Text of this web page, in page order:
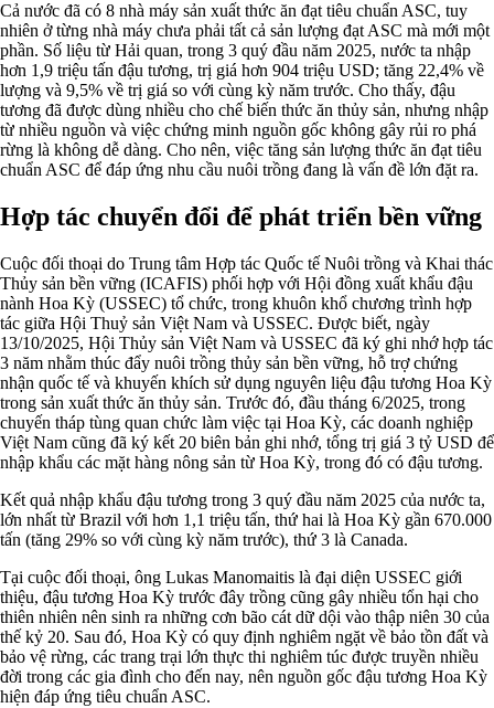
Cả nước đã có 8 nhà máy sản xuất thức ăn đạt tiêu chuẩn ASC, tuy
nhiên ở từng nhà máy chưa phải tất cả sản lượng đạt ASC mà mới một
phần. Số liệu từ Hải quan, trong 3 quý đầu năm 2025, nước ta nhập
hơn 1,9 triệu tấn đậu tương, trị giá hơn 904 triệu USD; tăng 22,4% về
lượng và 9,5% về trị giá so với cùng kỳ năm trước. Cho thấy, đậu
tương đã được dùng nhiều cho chế biến thức ăn thủy sản, nhưng nhập
từ nhiều nguồn và việc chứng minh nguồn gốc không gây rủi ro phá
rừng là không dễ dàng. Cho nên, việc tăng sản lượng thức ăn đạt tiêu
chuẩn ASC để đáp ứng nhu cầu nuôi trồng đang là vấn đề lớn đặt ra.
Hợp tác chuyển đổi để phát triển bền vững
Cuộc đối thoại do Trung tâm Hợp tác Quốc tế Nuôi trồng và Khai thác
Thủy sản bền vững (ICAFIS) phối hợp với Hội đồng xuất khẩu đậu
nành Hoa Kỳ (USSEC) tổ chức, trong khuôn khổ chương trình hợp
tác giữa Hội Thuỷ sản Việt Nam và USSEC. Được biết, ngày
13/10/2025, Hội Thủy sản Việt Nam và USSEC đã ký ghi nhớ hợp tác
3 năm nhằm thúc đẩy nuôi trồng thủy sản bền vững, hỗ trợ chứng
nhận quốc tế và khuyến khích sử dụng nguyên liệu đậu tương Hoa Kỳ
trong sản xuất thức ăn thủy sản. Trước đó, đầu tháng 6/2025, trong
chuyến tháp tùng quan chức làm việc tại Hoa Kỳ, các doanh nghiệp
Việt Nam cũng đã ký kết 20 biên bản ghi nhớ, tổng trị giá 3 tỷ USD để
nhập khẩu các mặt hàng nông sản từ Hoa Kỳ, trong đó có đậu tương.
Kết quả nhập khẩu đậu tương trong 3 quý đầu năm 2025 của nước ta,
lớn nhất từ Brazil với hơn 1,1 triệu tấn, thứ hai là Hoa Kỳ gần 670.000
tấn (tăng 29% so với cùng kỳ năm trước), thứ 3 là Canada.
Tại cuộc đối thoại, ông Lukas Manomaitis là đại diện USSEC giới
thiệu, đậu tương Hoa Kỳ trước đây trồng cũng gây nhiều tổn hại cho
thiên nhiên nên sinh ra những cơn bão cát dữ dội vào thập niên 30 của
thế kỷ 20. Sau đó, Hoa Kỳ có quy định nghiêm ngặt về bảo tồn đất và
bảo vệ rừng, các trang trại lớn thực thi nghiêm túc được truyền nhiều
đời trong các gia đình cho đến nay, nên nguồn gốc đậu tương Hoa Kỳ
hiện đáp ứng tiêu chuẩn ASC.